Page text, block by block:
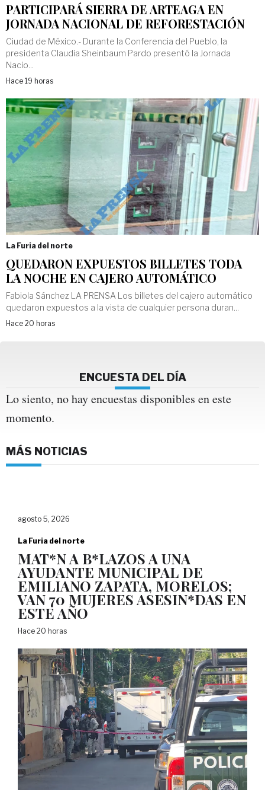
PARTICIPARÁ SIERRA DE ARTEAGA EN
JORNADA NACIONAL DE REFORESTACIÓN
Ciudad de México.- Durante la Conferencia del Pueblo, la
presidenta Claudia Sheinbaum Pardo presentó la Jornada
Nacio...
Hace 19 horas
La Furia del norte
QUEDARON EXPUESTOS BILLETES TODA
LA NOCHE EN CAJERO AUTOMÁTICO
Fabiola Sánchez LA PRENSA Los billetes del cajero automático
quedaron expuestos a la vista de cualquier persona duran...
Hace 20 horas
ENCUESTA DEL DÍA
Lo siento, no hay encuestas disponibles en este
momento.
MÁS NOTICIAS
agosto 5, 2026
La Furia del norte
MAT*N A B*LAZOS A UNA
AYUDANTE MUNICIPAL DE
EMILIANO ZAPATA, MORELOS;
VAN 70 MUJERES ASESIN*DAS EN
ESTE AÑO
Hace 20 horas